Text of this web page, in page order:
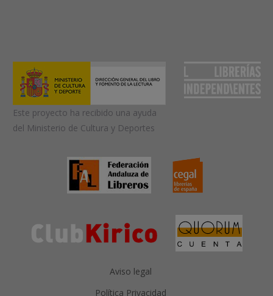
Este proyecto ha recibido una ayuda
del Ministerio de Cultura y Deportes
Aviso legal
Política Privacidad